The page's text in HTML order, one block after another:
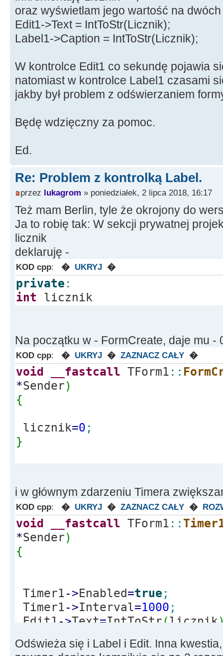
oraz wyświetlam jego wartość na
Edit1->Text = IntToStr(Licznik);
Label1->Caption = IntToStr(Licznik);
W kontrolce Edit1 co sekundę pojawia
natomiast w kontrolce Label1 czasami
jakby był problem z odświerzaniem
Będę wdzięczny za pomoc.
Ed.
Re: Problem z kontrolką Label.
przez lukagrom » poniedziałek, 2 lipca 2018, 16:17
Też mam Berlin, tyle że okrojony do
Ja to robię tak: W sekcji prywatnej
licznik
deklaruję -
KOD cpp: � UKRYJ �
private :
int licznik
Na początku w - FormCreate, daje mu -
KOD cpp: � UKRYJ � ZAZNACZ CAŁY �
void __fastcall TForm1 ::
*Sender)
{
licznik=0 ;
}
i w głównym zdarzeniu Timera
KOD cpp: � UKRYJ � ZAZNACZ CAŁY �
void __fastcall TForm1 ::
*Sender)
{
Timer1->Enabled=true ;
Timer1->Interval=1000 ;
Edit1 ->Text=IntToStr(licznik
++licznik ;
Odświeża się i Label i Edit. Inna